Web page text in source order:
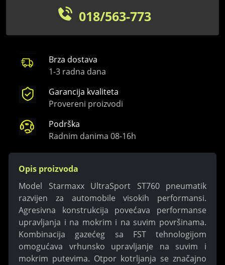
018/563-773
Brza dostava
1-3 radna dana
Garancija kvaliteta
Provereni proizvodi
Podrška
Radnim danima 08-16h
Opis proizvoda
Model Starmaxx UltraSport ST760 pneumatik
razvijen za automobile visokih performansi.
Agresivna konstrukcija povećava performanse
upravljanja i na mokrim i na suvim površinama.
Kombinacija gazećeg sa FST tehnologijom
omogućava vrhunsko upravljanje na suvim i
mokrim putevima. Otpor kotrljanja se značajno